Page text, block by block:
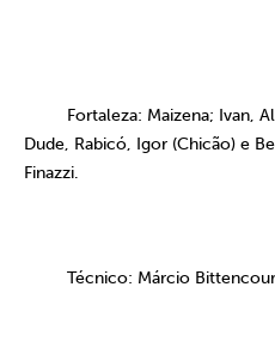
Fortaleza: Maizena; Ivan,
Dude, Rabicó, Igor (Chicão) e
Finazzi.
Técnico: Márcio